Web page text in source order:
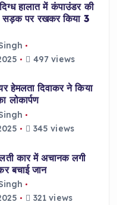
हालात में कंपाउंडर की
सड़क पर रखकर किया 3
497 views
दिवाकर ने किया
लोकार्पण
345 views
कार में अचानक लगी
बचाई जान
321 views